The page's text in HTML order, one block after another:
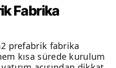
Fabrika
prefabrik fabrika
kısa sürede kurulum